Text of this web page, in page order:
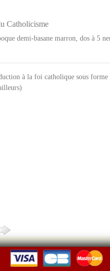
Catholicisme
demi-basane marron, dos à 5
à la foi catholique sous